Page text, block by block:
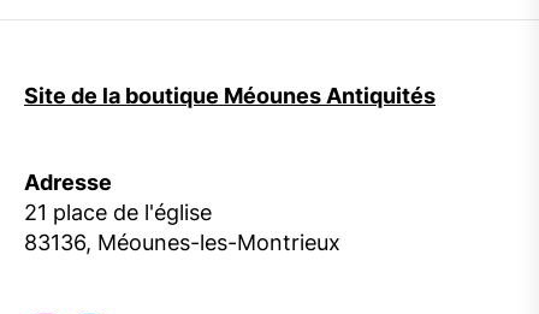
Site de la boutique Méounes Antiquités
Adresse
21 place de l'église
83136, Méounes-les-Montrieux